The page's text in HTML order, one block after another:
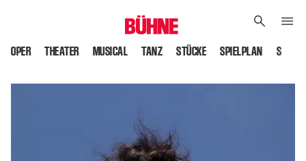
OPER THEATER MUSICAL TANZ STÜCKE SPIELPLAN